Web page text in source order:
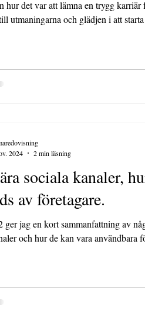
hur det var att lämna en trygg
utmaningarna och glädjen i att starta
kanaler, hur de kan
av företagare.
och hur de kan vara användbara
2024
2 min läsning